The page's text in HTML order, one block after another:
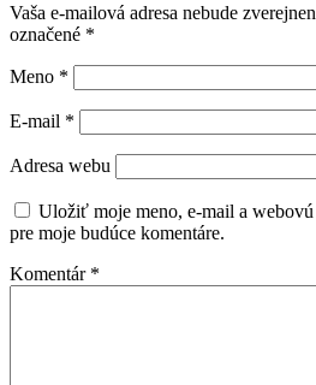
Vaša e-mailová adresa nebude
označené *
Meno *
E-mail *
Adresa webu
Uložiť moje meno, e-mail a
pre moje budúce komentáre.
Komentár *